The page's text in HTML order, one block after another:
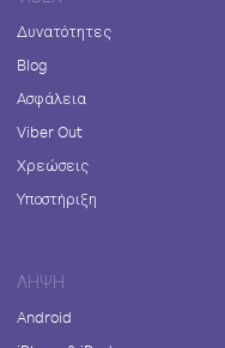
Δυνατότητες
Blog
Ασφάλεια
Viber Out
Χρεώσεις
Υποστήριξη
ΛΉΨΗ
Android